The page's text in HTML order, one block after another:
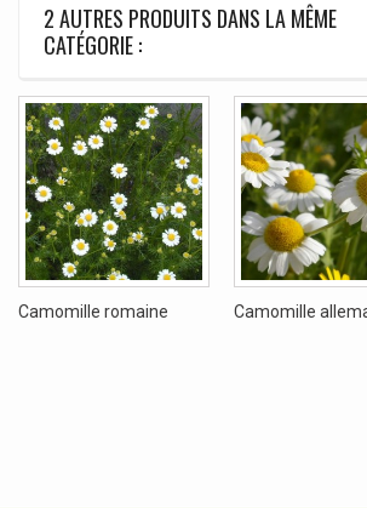
2 AUTRES PRODUITS DANS LA MÊME
CATÉGORIE :
Camomille romaine Camomille